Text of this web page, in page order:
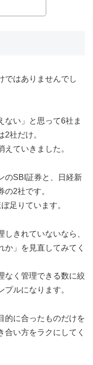
ではありませんでし
ない」と思って6社ま
社だけ。
ていきました。
のSBI証券と、日経新
2社です。
足りています。
きれていないなら、
」を見直してみてく
なく管理できる数に絞
ルになります。
的に合ったものだけを
い方をラクにしてく